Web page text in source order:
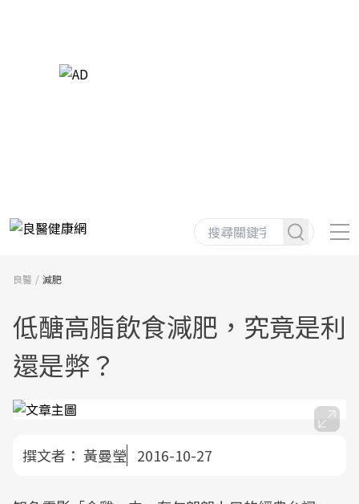
良醫 減肥
低醣高脂飲食減肥，究竟是利
還是弊？
撰文者： 黃曼瑩 2016-10-27